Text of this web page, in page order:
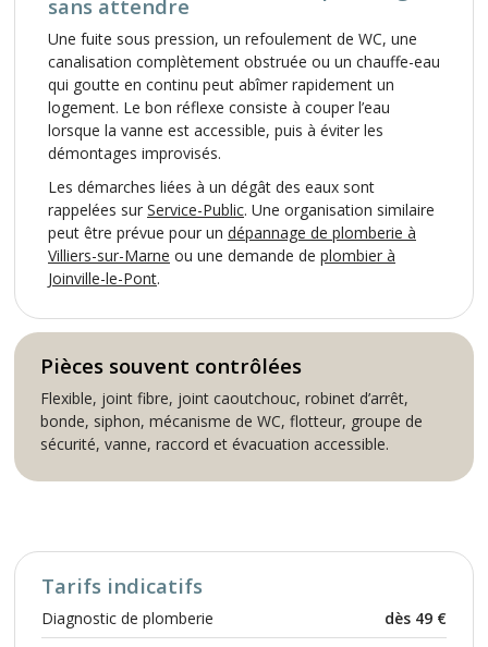
sans attendre
Une fuite sous pression, un refoulement de WC, une
canalisation complètement obstruée ou un chauffe-eau
qui goutte en continu peut abîmer rapidement un
logement. Le bon réflexe consiste à couper l’eau
lorsque la vanne est accessible, puis à éviter les
démontages improvisés.
Les démarches liées à un dégât des eaux sont
rappelées sur Service-Public. Une organisation similaire
peut être prévue pour un dépannage de plomberie à
Villiers-sur-Marne ou une demande de plombier à
Joinville-le-Pont.
Pièces souvent contrôlées
Flexible, joint fibre, joint caoutchouc, robinet d’arrêt,
bonde, siphon, mécanisme de WC, flotteur, groupe de
sécurité, vanne, raccord et évacuation accessible.
Tarifs indicatifs
Diagnostic de plomberie
dès 49 €